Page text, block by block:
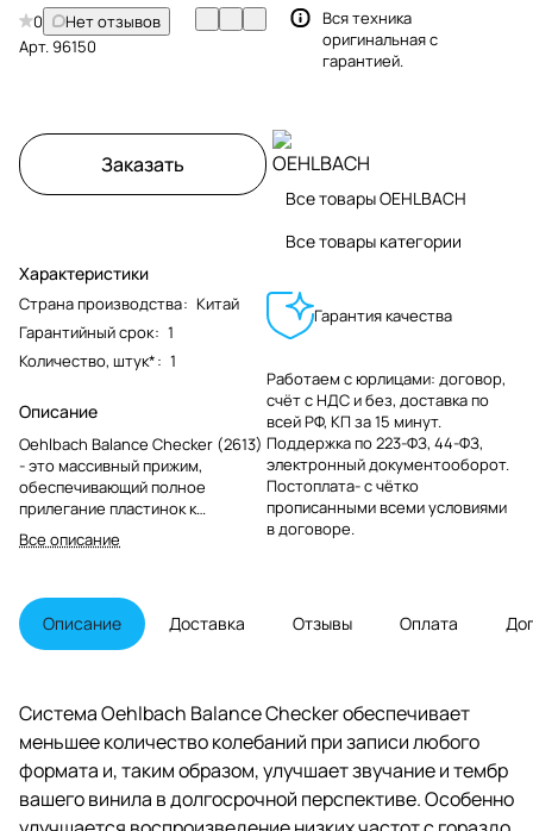
0
Нет отзывов
Арт.96150
Заказать
Характеристики
Страна производства: Китай
Гарантийный срок: 1
Количество, штук*: 1
Описание
Oehlbach Balance Checker (2613)
- это массивный прижим,
обеспечивающий полное
прилегание пластинок к
опорному диску проигрывателя.
Предотвращает
любом типе матов.
Все описание
Вся техника
оригинальная с
гарантией.
Все товары OEHLBACH
Все товары категории
Гарантия качества
Работаем с юрлицами: договор,
счёт с НДС и без, доставка по
всей РФ, КП за 15 минут.
Поддержка по 223-ФЗ, 44-ФЗ,
электронный документооборот.
Постоплата- с чётко
прописанными всеми условиями
в договоре.
Описание Доставка Отзывы Оплата
Система Oehlbach Balance Checker обеспечивает
меньшее количество колебаний при записи любого
формата и, таким образом, улучшает звучание и тембр
вашего винила в долгосрочной перспективе. Особенно